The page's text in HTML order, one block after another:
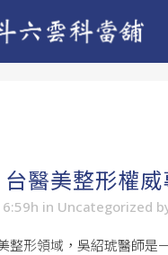
台醫美整形權
in Uncategorized
整形領域，吳紹琥醫師是